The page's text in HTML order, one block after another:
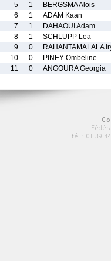
5
1 BERGSMA Alois
6
1 ADAM Kaan
7
1 DAHAOUI Adam
8
1 SCHLUPP Lea
9
0 RAHANTAMALALA
10
0 PINEY Ombeline
11
0 ANGOURA Georgia
tél : 01 39